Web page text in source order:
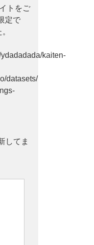
トをご
定で
kaiten-
datasets/
してま